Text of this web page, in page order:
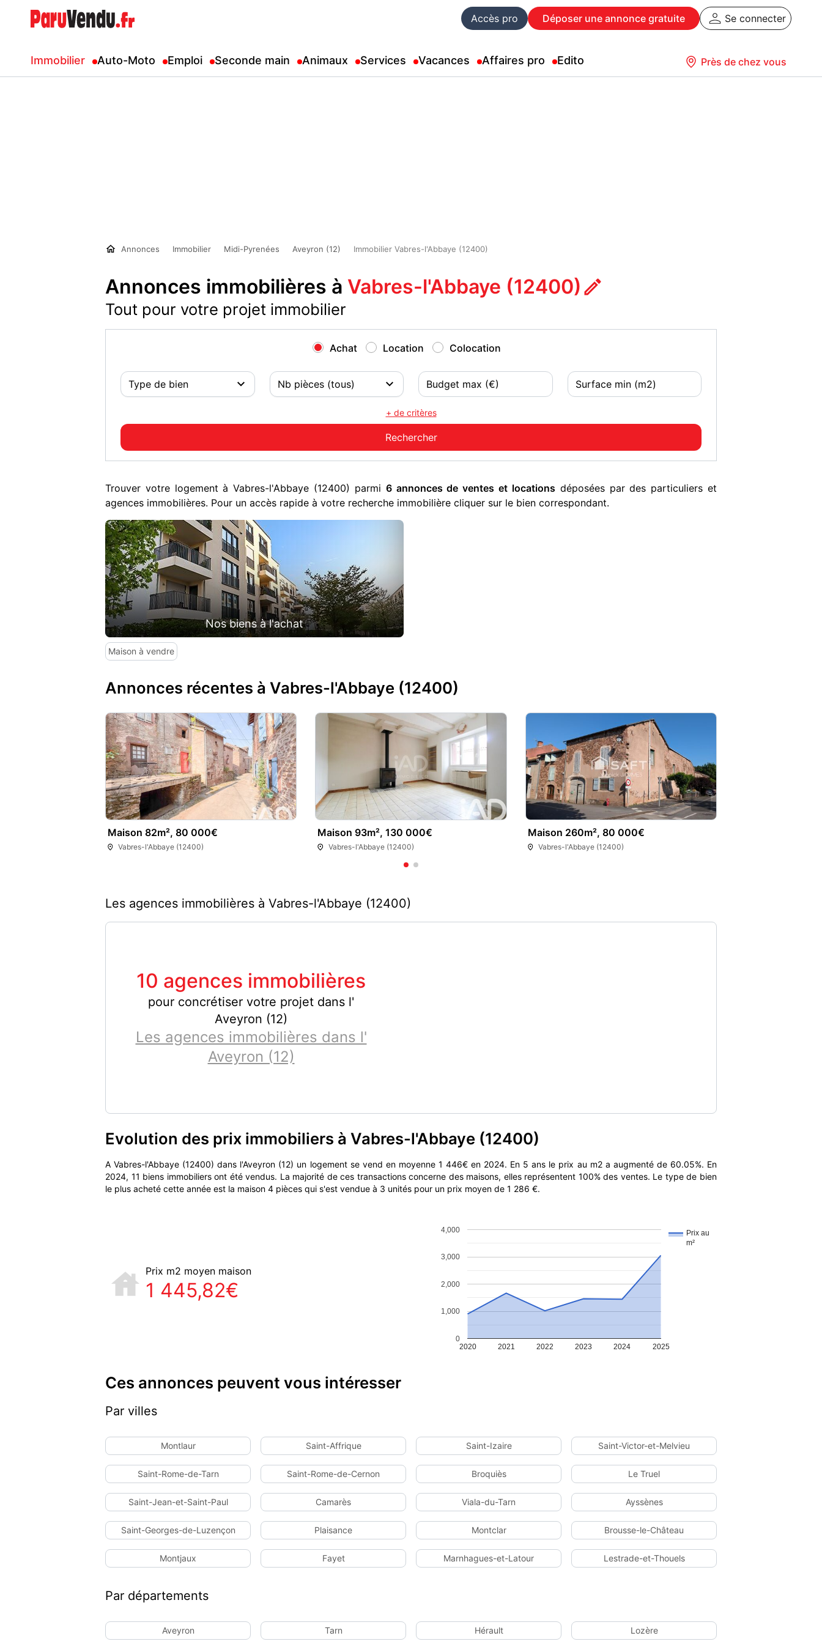
Accès pro Déposer une annonce gratuite Se connecter
Immobilier Auto-Moto Emploi Seconde main Animaux Services Vacances Affaires pro Edito Près de chez vous
Annonces Immobilier Midi-Pyrenées Aveyron (12) Immobilier Vabres-l'Abbaye (12400)
Annonces immobilières à Vabres-l'Abbaye (12400)
Tout pour votre projet immobilier
Achat Location Colocation
+ de critères
Trouver votre logement à Vabres-l'Abbaye (12400) parmi 6 annonces de ventes et locations déposées par des particuliers et
agences immobilières. Pour un accès rapide à votre recherche immobilière cliquer sur le bien correspondant.
Nos biens à l'achat
Maison à vendre
Annonces récentes à Vabres-l'Abbaye (12400)
Maison 82m², 80 000€
Vabres-l'Abbaye (12400)
Maison 93m², 130 000€
Vabres-l'Abbaye (12400)
Maison 260m², 80 000€
Vabres-l'Abbaye (12400)
Les agences immobilières à Vabres-l'Abbaye (12400)
10 agences immobilières
pour concrétiser votre projet dans l'
Aveyron (12)
Les agences immobilières dans l'
Aveyron (12)
Evolution des prix immobiliers à Vabres-l'Abbaye (12400)
A Vabres-l'Abbaye (12400) dans l'Aveyron (12) un logement se vend en moyenne 1 446€ en 2024. En 5 ans le prix au m2 a augmenté de 60.05%. En
2024, 11 biens immobiliers ont été vendus. La majorité de ces transactions concerne des maisons, elles représentent 100% des ventes. Le type de bien
le plus acheté cette année est la maison 4 pièces qui s'est vendue à 3 unités pour un prix moyen de 1 286 €.
Prix m2 moyen maison
1 445,82€
Prix au
m²
2020 2021 2022 2023 2024 2025
0
1,000
2,000
3,000
4,000
Ces annonces peuvent vous intéresser
Par villes
Montlaur Saint-Affrique Saint-Izaire Saint-Victor-et-Melvieu
Saint-Rome-de-Tarn Saint-Rome-de-Cernon Broquiès Le Truel
Saint-Jean-et-Saint-Paul Camarès Viala-du-Tarn Ayssènes
Saint-Georges-de-Luzençon Plaisance Montclar Brousse-le-Château
Montjaux Fayet Marnhagues-et-Latour Lestrade-et-Thouels
Par départements
Aveyron Tarn Hérault Lozère